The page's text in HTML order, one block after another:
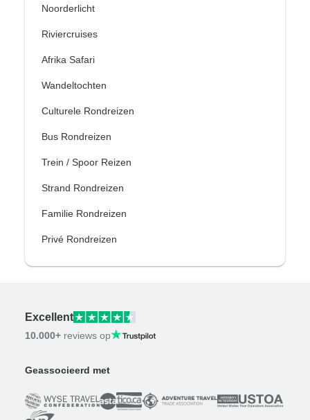
Noorderlicht
Riviercruises
Afrika Safari
Wandeltochten
Culturele Rondreizen
Bus Rondreizen
Trein / Spoor Reizen
Strand Rondreizen
Familie Rondreizen
Privé Rondreizen
Excellent
10.000+ reviews op
Geassocieerd met